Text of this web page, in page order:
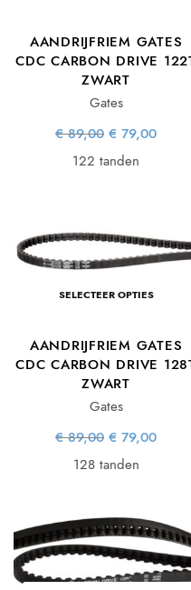
AANDRIJFRIEM GATES
CDC CARBON DRIVE
ZWART
Gates
€89,00 Oorspronkelijke
prijs was:
€ 89,00.
€ 79,00
122 tanden
SELECTEER OPTIES
AANDRIJFRIEM GATES
CDC CARBON DRIVE
ZWART
Gates
€89,00 Oorspronkelijke
prijs was:
€ 89,00.
€ 79,00
128 tanden